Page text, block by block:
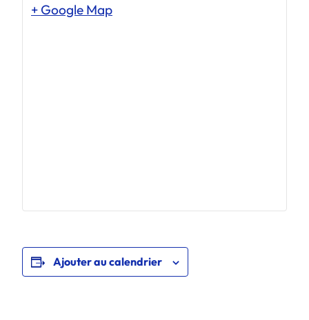
+ Google Map
Ajouter au calendrier